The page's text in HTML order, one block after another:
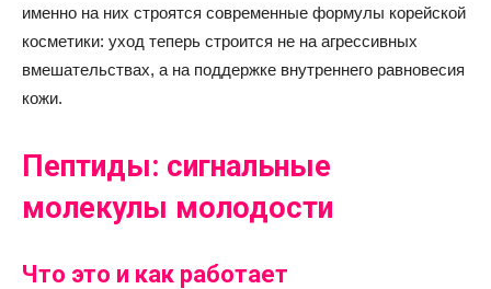
именно на них строятся современные формулы корейской
косметики: уход теперь строится не на агрессивных
вмешательствах, а на поддержке внутреннего равновесия
кожи.
Пептиды: сигнальные
молекулы молодости
Что это и как работает